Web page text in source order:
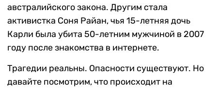
австралийского закона. Другим стала
активистка Соня Райан, чья 15-летняя дочь
Карли была убита 50-летним мужчиной в 2007
году после знакомства в интернете.
Трагедии реальны. Опасности существуют. Но
давайте посмотрим, что происходит на